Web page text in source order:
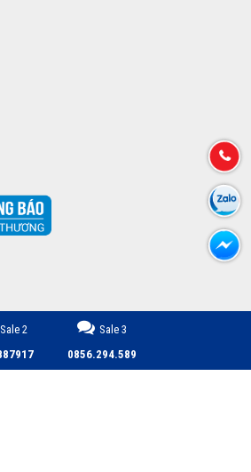
Sale 2
Sale 3
0856.294.589